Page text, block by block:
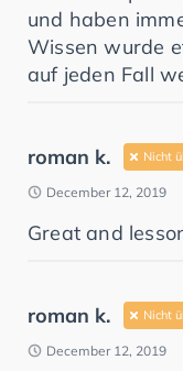
und haben
Wissen wurde
auf jeden Fall
roman k. Nicht
December 12, 2019
Great and
roman k. Nicht
December 12, 2019